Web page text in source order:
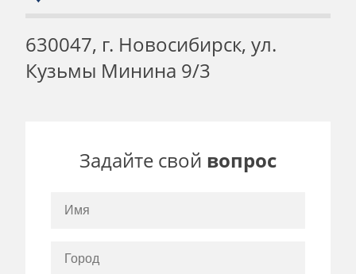
630047, г. Новосибирск, ул.
Кузьмы Минина 9/3
Задайте свой вопрос